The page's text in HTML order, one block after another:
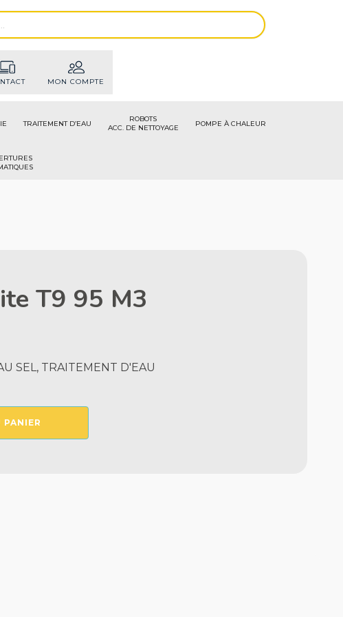
MON COMPTE
TRAITEMENT D’EAU
ROBOTS
ACC. DE NETTOYAGE
POMPE À CHALEUR
T9 95 M3
SEL, TRAITEMENT D'EAU
PANIER